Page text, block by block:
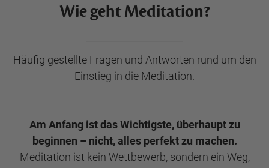
Wie geht Meditation?
Häufig gestellte Fragen und Antworten rund um den
Einstieg in die Meditation.
Am Anfang ist das Wichtigste, überhaupt zu
beginnen – nicht, alles perfekt zu machen.
Meditation ist kein Wettbewerb, sondern ein Weg,